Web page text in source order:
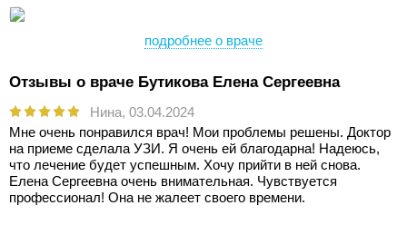
подробнее о враче
Отзывы о враче Бутикова Елена Сергеевна
Нина, 03.04.2024
Мне очень понравился врач! Мои проблемы решены. Доктор
на приеме сделала УЗИ. Я очень ей благодарна! Надеюсь,
что лечение будет успешным. Хочу прийти в ней снова.
Елена Сергеевна очень внимательная. Чувствуется
профессионал! Она не жалеет своего времени.